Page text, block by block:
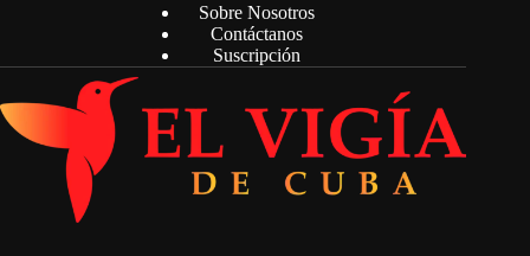
Sobre Nosotros
Contáctanos
Suscripción